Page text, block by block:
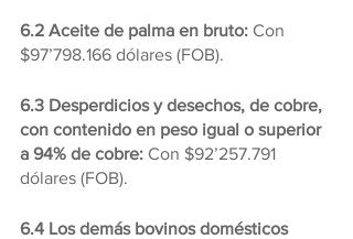
6.2 Aceite de palma en bruto: Con
$97’798.166 dólares (FOB).
6.3 Desperdicios y desechos, de cobre,
con contenido en peso igual o superior
a 94% de cobre: Con $92’257.791
dólares (FOB).
6.4 Los demás bovinos domésticos